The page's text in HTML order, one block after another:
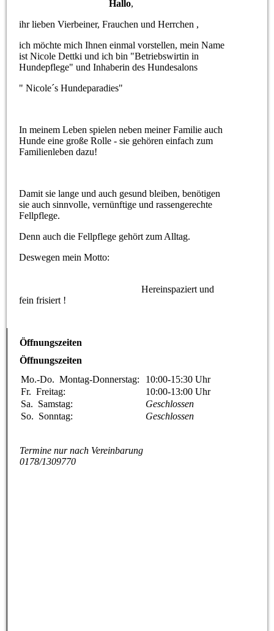
Hallo,
ihr lieben Vierbeiner, Frauchen und Herrchen ,
ich möchte mich Ihnen einmal vorstellen, mein Name
ist Nicole Dettki und ich bin "Betriebswirtin in
Hundepflege" und Inhaberin des Hundesalons
" Nicole´s Hundeparadies"
In meinem Leben spielen neben meiner Familie auch
Hunde eine große Rolle - sie gehören einfach zum
Familienleben dazu!
Damit sie lange und auch gesund bleiben, benötigen
sie auch sinnvolle, vernünftige und rassengerechte
Fellpflege.
Denn auch die Fellpflege gehört zum Alltag.
Deswegen mein Motto:
Hereinspaziert und
fein frisiert !
Öffnungszeiten
Öffnungszeiten
Mo.-Do.Montag-Donnerstag: 10:00-15:30 Uhr
Fr.Freitag: 10:00-13:00 Uhr
Sa. Samstag:
Geschlossen
So. Sonntag: Geschlossen
Termine nur nach Vereinbarung
0178/1309770